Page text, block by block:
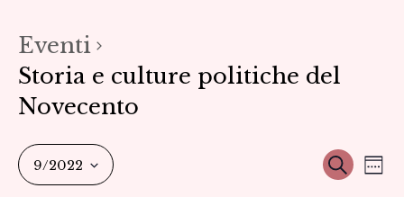
Eventi
Storia e culture politiche del
Novecento
Cerca
9/2022